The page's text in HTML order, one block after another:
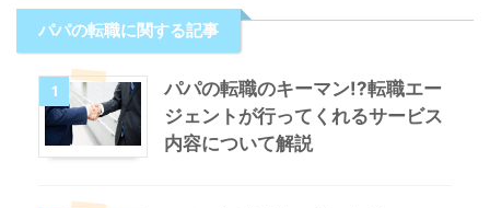
パパの転職に関する記事
1
パパの転職のキーマン!?転職エー
ジェントが行ってくれるサービス
内容について解説